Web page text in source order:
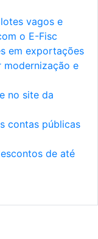
vagos e
o E-Fisc
em exportações
modernização e
no site da
contas públicas
de até